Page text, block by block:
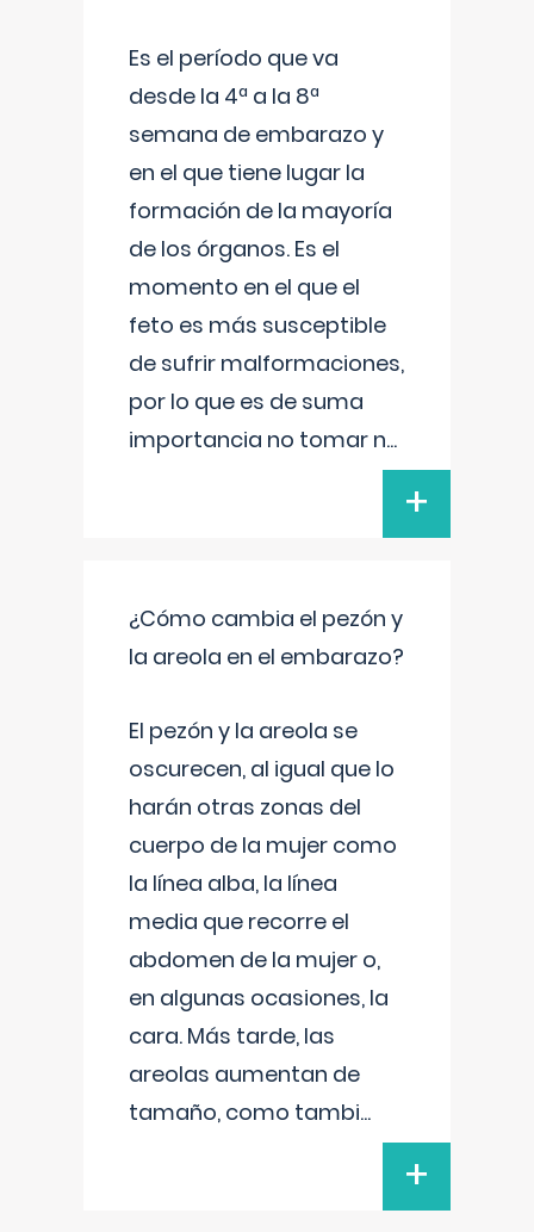
Es el período que va
desde la 4ª a la 8ª
semana de embarazo y
en el que tiene lugar la
formación de la mayoría
de los órganos. Es el
momento en el que el
feto es más susceptible
de sufrir malformaciones,
por lo que es de suma
importancia no tomar n...
+
¿Cómo cambia el pezón y
la areola en el embarazo?
El pezón y la areola se
oscurecen, al igual que lo
harán otras zonas del
cuerpo de la mujer como
la línea alba, la línea
media que recorre el
abdomen de la mujer o,
en algunas ocasiones, la
cara. Más tarde, las
areolas aumentan de
tamaño, como tambi...
+